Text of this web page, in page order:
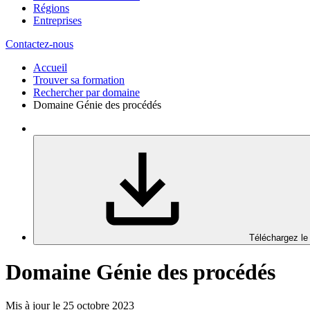
Régions
Entreprises
Contactez-nous
Accueil
Trouver sa formation
Rechercher par domaine
Domaine Génie des procédés
Téléchargez le
Domaine Génie des procédés
Mis à jour le 25 octobre 2023